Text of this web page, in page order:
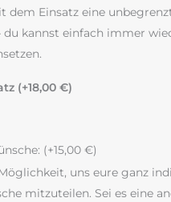
dem Einsatz eine
du kannst einfach immer
(+18,00 €)
(+15,00 €)
uns eure ganz
mitzuteilen. Sei es eine